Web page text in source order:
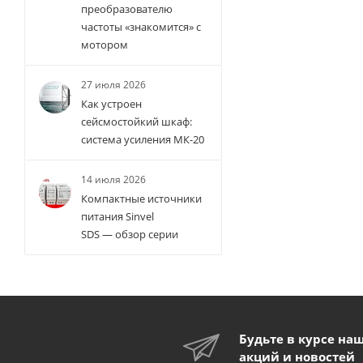
преобразователю
частоты «знакомится» с
мотором
27 июля 2026
Как устроен
сейсмостойкий шкаф:
система усиления МК-20
14 июля 2026
Компактные источники
питания Sinvel
SDS — обзор серии
Будьте в курсе
акций и новостей